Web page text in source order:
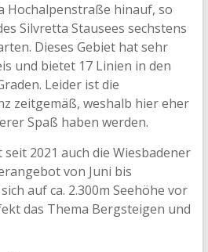
Hochalpenstraße hinauf, so
Silvretta Stausees sechstens
Dieses Gebiet hat sehr
und bietet 17 Linien in den
Leider ist die
zeitgemäß, weshalb hier eher
Spaß haben werden.
2021 auch die Wiesbadener
von Juni bis
auf ca. 2.300m Seehöhe vor
das Thema Bergsteigen und